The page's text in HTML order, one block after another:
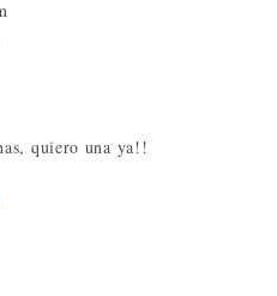
quiero una ya!!